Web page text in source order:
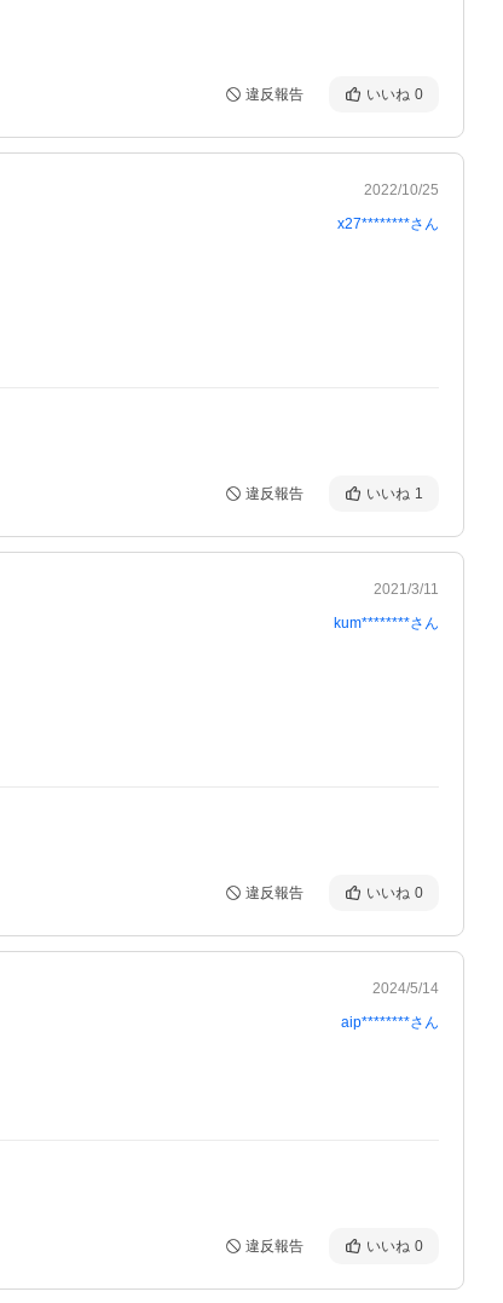
違反報告 いいね 0
2022/10/25
x27********さん
違反報告 いいね 1
2021/3/11
kum********さん
違反報告 いいね 0
2024/5/14
aip********さん
違反報告 いいね 0